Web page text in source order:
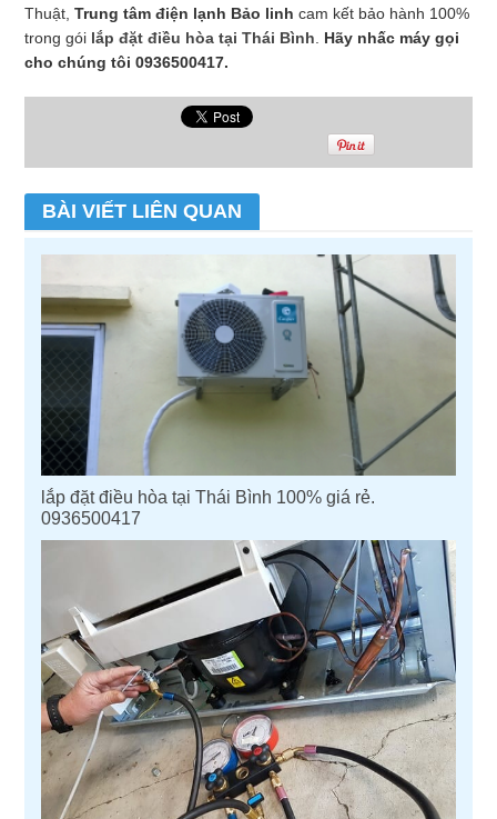
Thuật,Trung tâm điện lạnh Bảo linh cam kết bảo hành 100%
trong gói lắp đặt điều hòa tại Thái Bình. Hãy nhấc máy gọi
cho chúng tôi 0936500417.
BÀI VIẾT LIÊN QUAN
lắp đặt điều hòa tại Thái Bình 100% giá rẻ.
0936500417